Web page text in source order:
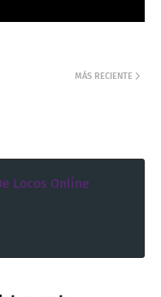
MÁS RECIENTE
Locos Online